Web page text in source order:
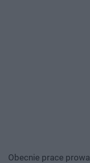
Obecnie prace